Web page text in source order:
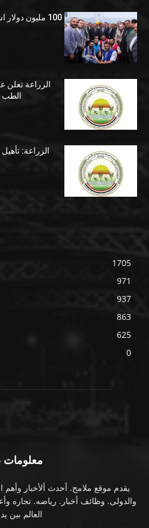
100 مليون
الزراعة تعلن
الطب
1705
971
937
863
625
0
معلومات
يقدم موقع ملامح. أحدث ألأخبار
والدولى. وظائف أخبار. رياضه. تجاره
العالم بين